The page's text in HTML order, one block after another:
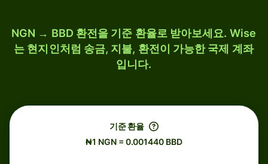
NGN → BBD 환전을 기준 환율로 받아보세요. Wise
는 현지인처럼 송금, 지불, 환전이 가능한 국제 계좌
입니다.
기준 환율
₦1 NGN = 0.001440 BBD